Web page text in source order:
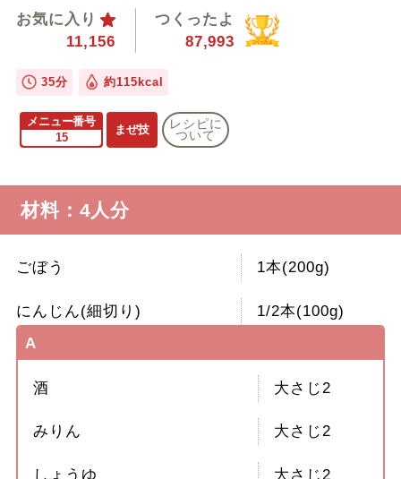
お気に入り
11,156
つくったよ
87,993
35分 約115kcal
メニュー番号
15
まぜ技
レシピに
ついて
材料：4人分
ごぼう 1本(200g)
にんじん(細切り)
1/2本(100g)
A
酒 大さじ2
みりん 大さじ2
しょうゆ 大さじ2